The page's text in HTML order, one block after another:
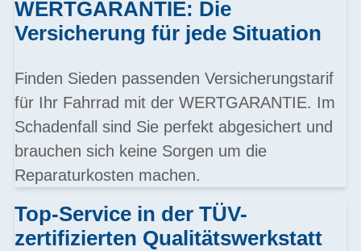
WERTGARANTIE: Die
Versicherung für jede Situation
Finden Sieden passenden Versicherungstarif
für Ihr Fahrrad mit der WERTGARANTIE. Im
Schadenfall sind Sie perfekt abgesichert und
brauchen sich keine Sorgen um die
Reparaturkosten machen.
Top-Service in der TÜV-
zertifizierten Qualitätswerkstatt